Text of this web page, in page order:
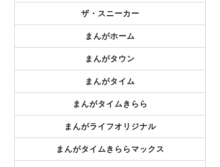
ザ・スニーカー
まんがホーム
まんがタウン
まんがタイム
まんがタイムきらら
まんがライフオリジナル
まんがタイムきららマックス